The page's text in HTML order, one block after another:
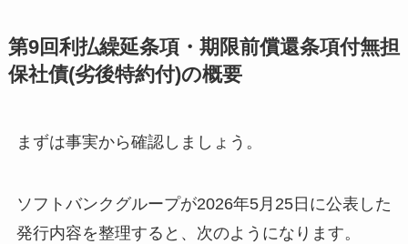
第9回利払繰延条項・期限前償還条項付無担
保社債(劣後特約付)の概要
まずは事実から確認しましょう。
ソフトバンクグループが2026年5月25日に公表した
発行内容を整理すると、次のようになります。